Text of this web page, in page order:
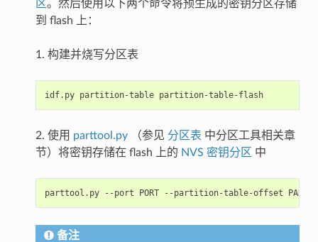
区。然后使用以下两个命令将预生成的密钥分区存储
到 flash 上：
1. 构建并烧写分区表
idf.py partition-table partition-table-flash
2. 使用 parttool.py（参见 分区表 中分区工具相关章
节）将密钥存储在 flash 上的 NVS 密钥分区 中
备注